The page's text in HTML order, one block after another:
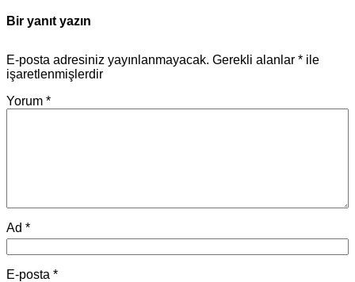
Bir yanıt yazın
E-posta adresiniz yayınlanmayacak. Gerekli alanlar * ile
işaretlenmişlerdir
Yorum *
Ad *
E-posta *